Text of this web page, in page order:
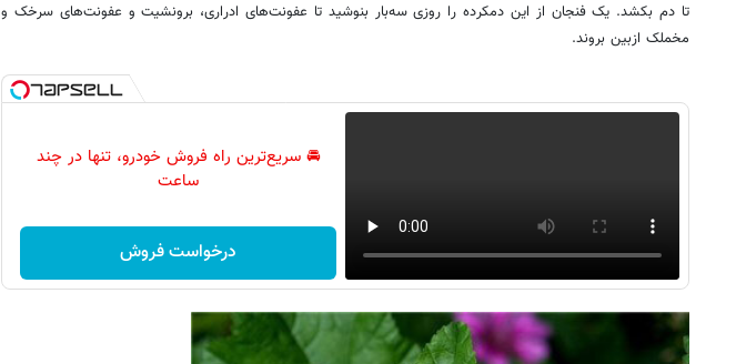
تا دم بکشد. یک فنجان از این دمکرده را روزی سه‌بار بنوشید تا عفونت‌های ادراری، برونشیت و عفونت‌های سرخک و
مخملک ازبین بروند.
🚘 سریع‌ترین راه فروش خودرو، تنها در چند
ساعت
درخواست فروش